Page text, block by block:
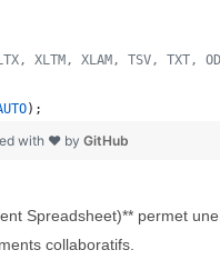
XLTM, XLAM, TSV, TXT,
);
with ❤ by GitHub
Spreadsheet)** permet
collaboratifs.